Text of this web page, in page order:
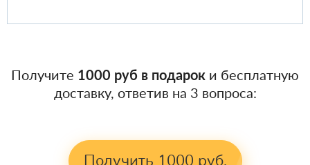
Получите 1000 руб в подарок и бесплатную
доставку, ответив на 3 вопроса: